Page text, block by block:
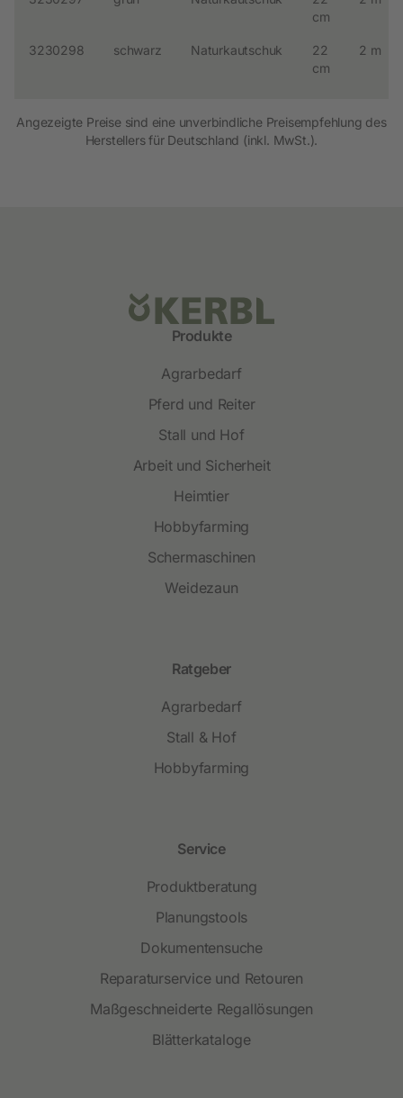
cm
3230298 schwarz Naturkautschuk
22
cm
2 m
Angezeigte Preise sind eine unverbindliche Preisempfehlung des
Herstellers für Deutschland (inkl. MwSt.).
Produkte
Agrarbedarf
Pferd und Reiter
Stall und Hof
Arbeit und Sicherheit
Heimtier
Hobbyfarming
Schermaschinen
Weidezaun
Ratgeber
Agrarbedarf
Stall & Hof
Hobbyfarming
Service
Produktberatung
Planungstools
Dokumentensuche
Reparaturservice und Retouren
Maßgeschneiderte Regallösungen
Blätterkataloge